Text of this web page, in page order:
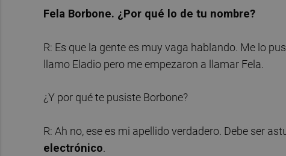
Fela Borbone. ¿Por qué lo de tu nombre?
R: Es que la gente es muy vaga hablando. Me lo
llamo Eladio pero me empezaron a llamar Fela.
¿Y por qué te pusiste Borbone?
R: Ah no, ese es mi apellido verdadero. Debe ser
electrónico.